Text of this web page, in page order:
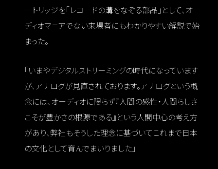
ートリッジを「レコードの溝をなぞる部品」として、オー
ディオマニアでない来場者にもわかりやすい解説で始
まった。
「いまやデジタルストリーミングの時代になっています
が、アナログが見直されております。アナログという概
念には、オーディオに限らず『人間の感性・人間らしさ
こそが豊かさの根源である』という人間中心の考え方
があり、弊社もそうした理念に基づいてこれまで日本
の文化として育んでまいりました」